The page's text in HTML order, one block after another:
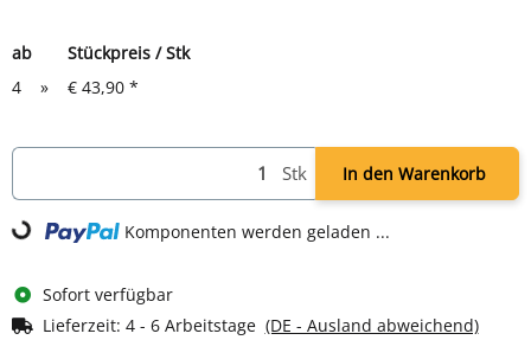
ab
Stückpreis / Stk
4
» € 43,90 *
Stk In den Warenkorb
Loading... Komponenten werden geladen ...
Sofort verfügbar
Lieferzeit: 4 - 6 Arbeitstage (DE - Ausland abweichend)